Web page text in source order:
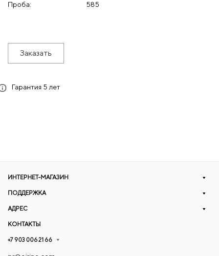
Проба: 585
Заказать
Гарантия 5 лет
ИНТЕРНЕТ-МАГАЗИН
ПОДДЕРЖКА
АДРЕС
КОНТАКТЫ
+7 903 006 21 66